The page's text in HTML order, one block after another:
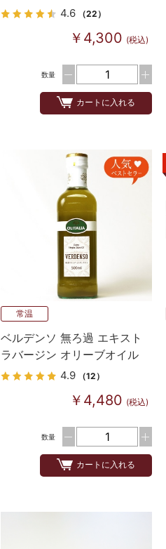
4.6 （22）
￥4,300 (税込)
数量
カートに入れる
常温
ベルデンソ 無ろ過 エキスト
ラバージン オリーブオイル
500ml オリタリア
4.9 （12）
￥4,480 (税込)
数量
カートに入れる